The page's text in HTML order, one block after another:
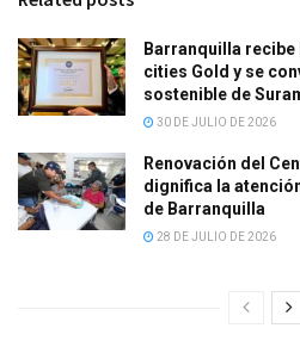
Barranquilla
cities Gold y se
sostenible de
30 DE JULIO DE 2026
Renovación del
dignifica la
de Barranquilla
28 DE JULIO DE 2026